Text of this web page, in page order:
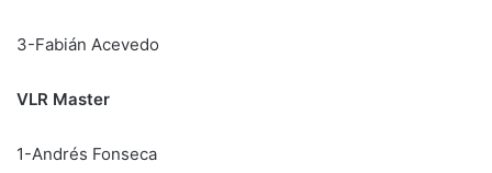
3-Fabián Acevedo
VLR Master
1-Andrés Fonseca